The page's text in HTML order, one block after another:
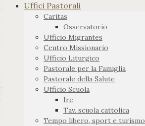
Uffici Pastorali
Caritas
Osservatorio
Ufficio Migrantes
Centro Missionario
Ufficio Liturgico
Pastorale per la Famiglia
Pastorale della Salute
Ufficio Scuola
Irc
Tav. scuola cattolica
Tempo libero, sport e turismo